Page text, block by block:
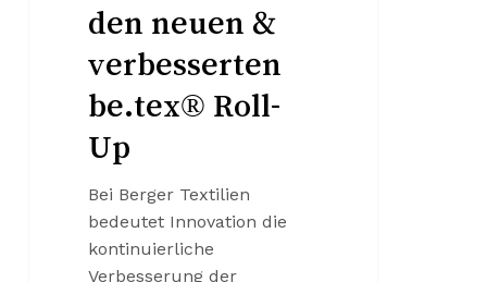
den neuen &
verbesserten
be.tex® Roll-
Up
Bei Berger Textilien
bedeutet Innovation die
kontinuierliche
Verbesserung der